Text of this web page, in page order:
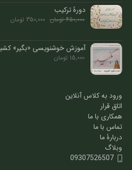
دورۀ ترکیب
450,000 تومان 350,000 تومان
آموزش خوشنویسی «بگیر»
15,000 تومان
ورود به کلاس آنلاین
اتاق قرار
همکاری با ما
تماس با ما
دربارۀ ما
وبلاگ
09307526507